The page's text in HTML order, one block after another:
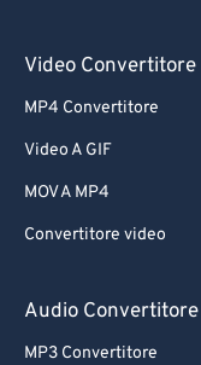
Video Convertitore
MP4 Convertitore
Video A GIF
MOV A MP4
Convertitore video
Audio Convertitore
MP3 Convertitore